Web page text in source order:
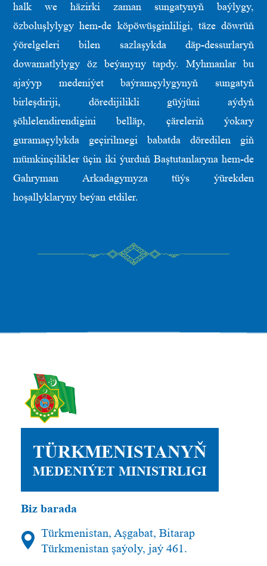
halk we häzirki zaman sungatynyň baýlygy,
özboluşlylygy hem-de köpöwüşginliligi, täze döwrüň
ýörelgeleri bilen sazlaşykda däp-dessurlaryň
dowamatlylygy öz beýanyny tapdy. Myhmanlar bu
ajaýyp medeniýet baýramçylygynyň sungatyň
birleşdiriji, döredijilikli güýjüni aýdyň
şöhlelendirendigini belläp, çäreleriň ýokary
guramaçylykda geçirilmegi babatda döredilen giň
mümkinçilikler üçin iki ýurduň Baştutanlaryna hem-de
Gahryman Arkadagymyza tüýs ýürekden
hoşallyklaryny beýan etdiler.
TÜRKMENISTANYŇ
MEDENIÝET MINISTRLIGI
Biz barada
Türkmenistan, Aşgabat, Bitarap
Türkmenistan şaýoly, jaý 461.